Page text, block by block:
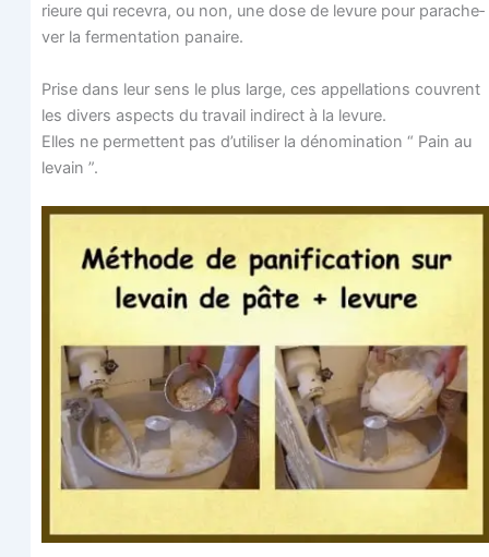
rieure qui rece­vra, ou non, une dose de levure pour par­ache­
ver la fer­men­ta­tion panaire.
Prise dans leur sens le plus large, ces appel­la­tions couvrent
les divers aspects du tra­vail indi­rect à la levure.
Elles ne per­mettent pas d’utiliser la déno­mi­na­tion “ Pain au
levain ”.